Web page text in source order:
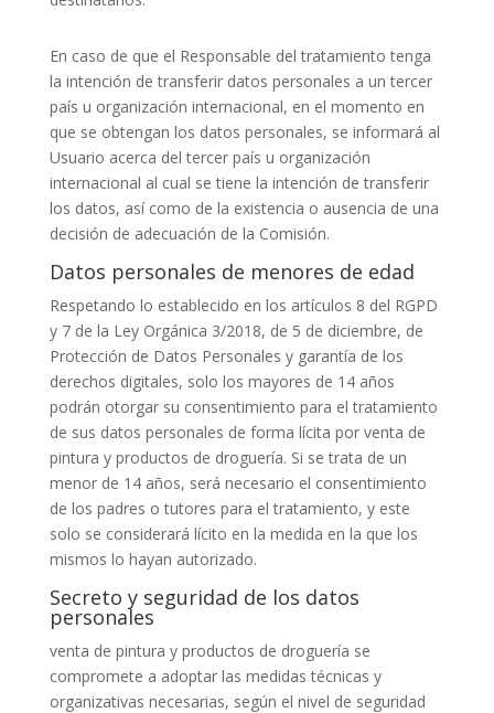
En caso de que el Responsable del tratamiento tenga
la intención de transferir datos personales a un tercer
país u organización internacional, en el momento en
que se obtengan los datos personales, se informará al
Usuario acerca del tercer país u organización
internacional al cual se tiene la intención de transferir
los datos, así como de la existencia o ausencia de una
decisión de adecuación de la Comisión.
Datos personales de menores de edad
Respetando lo establecido en los artículos 8 del RGPD
y 7 de la Ley Orgánica 3/2018, de 5 de diciembre, de
Protección de Datos Personales y garantía de los
derechos digitales, solo los mayores de 14 años
podrán otorgar su consentimiento para el tratamiento
de sus datos personales de forma lícita por venta de
pintura y productos de droguería. Si se trata de un
menor de 14 años, será necesario el consentimiento
de los padres o tutores para el tratamiento, y este
solo se considerará lícito en la medida en la que los
mismos lo hayan autorizado.
Secreto y seguridad de los datos
personales
venta de pintura y productos de droguería se
compromete a adoptar las medidas técnicas y
organizativas necesarias, según el nivel de seguridad